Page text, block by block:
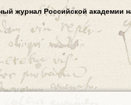
журнал Российской академии